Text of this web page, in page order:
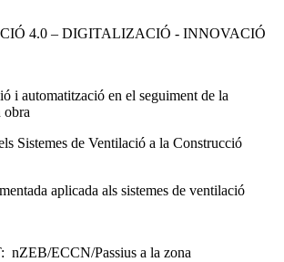
4.0 – DIGITALIZACIÓ - INNOVACIÓ
en el seguiment de la
obra
de Ventilació a la Construcció
aplicada als sistemes de ventilació
nZEB/ECCN/Passius a la zona